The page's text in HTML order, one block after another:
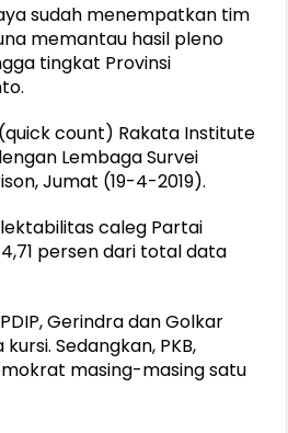
sudah menempatkan tim
memantau hasil pleno
tingkat Provinsi
count) Rakata Institute
Lembaga Survei
Jumat (19-4-2019).
caleg Partai
persen dari total data
Gerindra dan Golkar
Sedangkan, PKB,
masing-masing satu